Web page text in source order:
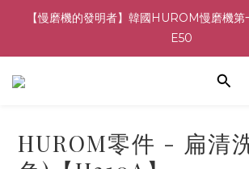
【慢磨機的發明者】韓國HUROM慢磨機
E50
HUROM零件 - 扁清